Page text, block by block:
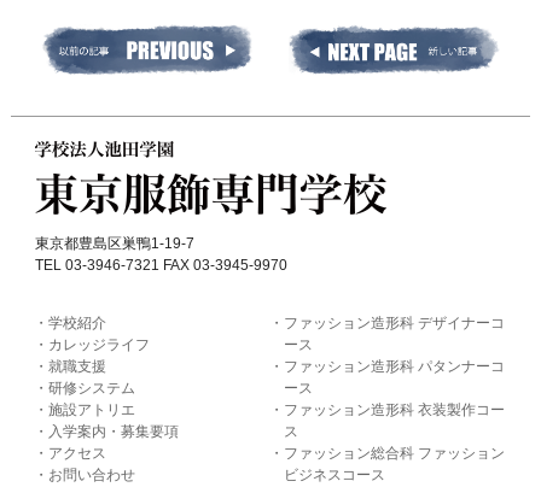
東京都豊島区巣鴨1-19-7
TEL 03-3946-7321 FAX 03-3945-9970
学校紹介
カレッジライフ
就職支援
研修システム
施設アトリエ
入学案内・募集要項
アクセス
お問い合わせ
ファッション造形科 デザイナーコ
ース
ファッション造形科 パタンナーコ
ース
ファッション造形科 衣装製作コー
ス
ファッション総合科 ファッション
ビジネスコース